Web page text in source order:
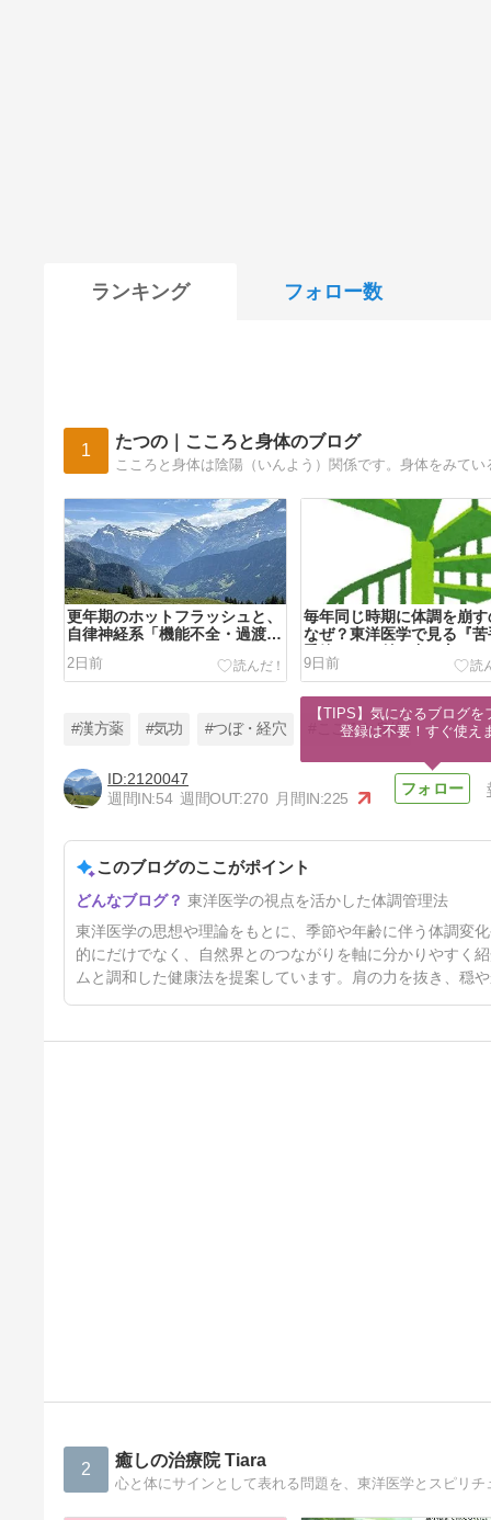
ランキング フォロー数
1 たつの｜こころと身体のブログ
更年期のホットフラッシュと、
自律神経系「機能不全・過渡的
エラー」
2日前
毎年同じ時期に体調を崩
なぜ？東洋医学で見る『
季節』との付き合い方
9日前
身体をめぐる「気の回転力」
25日前
#漢方薬 #気功 #つぼ・経穴 #こころと身体
2120047
週間IN:54 週間OUT:270 月間IN:225
このブログのここがポイント
東洋医学の視点を活かした体調管理法
東洋医学の思想や理論をもとに、季節や年齢に伴う体調変
的にだけでなく、自然界とのつながりを軸に分かりやすく
ムと調和した健康法を提案しています。肩の力を抜き、穏
2 癒しの治療院 Tiara
【TIPS】気になるブログを
登録は不要！すぐ使え